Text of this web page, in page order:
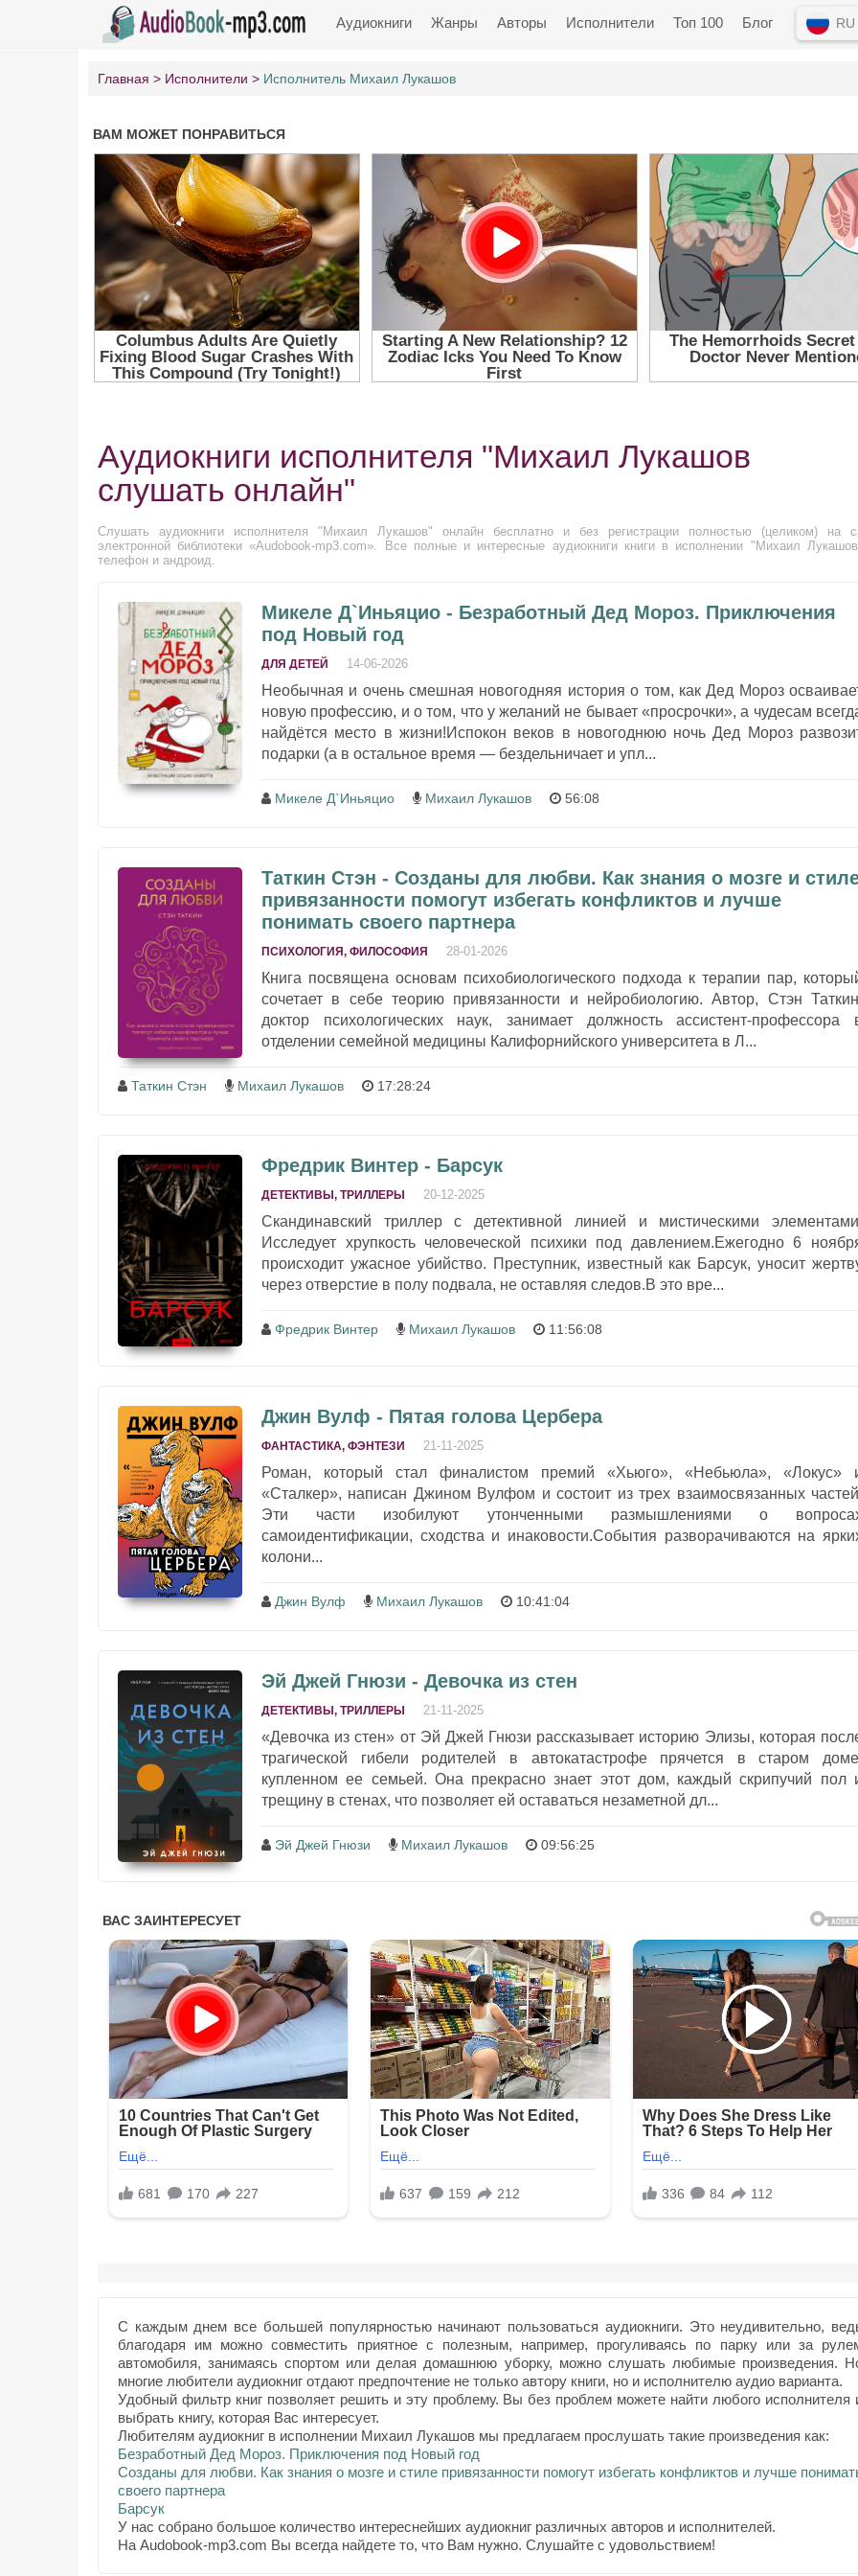
Аудиокниги Жанры Авторы Исполнители Топ 100 Блог RU
Главная Исполнители Исполнитель Михаил Лукашов
Аудиокниги исполнителя "Михаил Лукашов
слушать онлайн"
Слушать аудиокниги исполнителя "Михаил Лукашов" онлайн бесплатно и без регистрации полностью (целиком) на
электронной библиотеки «Audobook-mp3.com». Все полные и интересные аудиокниги книги в исполнении "Михаил
телефон и андроид.
Микеле Д`Иньяцио - Безработный Дед Мороз. Приключения
под Новый год
ДЛЯ ДЕТЕЙ 14-06-2026
Необычная и очень смешная новогодняя история о том, как Дед Мороз
новую профессию, и о том, что у желаний не бывает «просрочки», а чудесам
найдётся место в жизни!Испокон веков в новогоднюю ночь Дед Мороз
подарки (а в остальное время — бездельничает и упл...
Микеле Д`Иньяцио Михаил Лукашов 56:08
Таткин Стэн - Созданы для любви. Как знания о мозге и
привязанности помогут избегать конфликтов и лучше
понимать своего партнера
ПСИХОЛОГИЯ, ФИЛОСОФИЯ 28-01-2026
Книга посвящена основам психобиологического подхода к терапии пар,
сочетает в себе теорию привязанности и нейробиологию. Автор, Стэн
доктор психологических наук, занимает должность ассистент-профессора
отделении семейной медицины Калифорнийского университета в Л...
Таткин Стэн Михаил Лукашов 17:28:24
Фредрик Винтер - Барсук
ДЕТЕКТИВЫ, ТРИЛЛЕРЫ 20-12-2025
Скандинавский триллер с детективной линией и мистическими
Исследует хрупкость человеческой психики под давлением.Ежегодно 6
происходит ужасное убийство. Преступник, известный как Барсук, уносит
через отверстие в полу подвала, не оставляя следов.В это вре...
Фредрик Винтер Михаил Лукашов 11:56:08
Джин Вулф - Пятая голова Цербера
ФАНТАСТИКА, ФЭНТЕЗИ 21-11-2025
Роман, который стал финалистом премий «Хьюго», «Небьюла», «Локус»
«Сталкер», написан Джином Вулфом и состоит из трех взаимосвязанных
Эти части изобилуют утонченными размышлениями о
самоидентификации, сходства и инаковости.События разворачиваются на
колони...
Джин Вулф Михаил Лукашов 10:41:04
Эй Джей Гнюзи - Девочка из стен
ДЕТЕКТИВЫ, ТРИЛЛЕРЫ 21-11-2025
«Девочка из стен» от Эй Джей Гнюзи рассказывает историю Элизы, которая
трагической гибели родителей в автокатастрофе прячется в старом
купленном ее семьей. Она прекрасно знает этот дом, каждый скрипучий пол
трещину в стенах, что позволяет ей оставаться незаметной дл...
Эй Джей Гнюзи Михаил Лукашов 09:56:25
С каждым днем все большей популярностью начинают пользоваться аудиокниги. Это неудивительно,
благодаря им можно совместить приятное с полезным, например, прогуливаясь по парку или за
автомобиля, занимаясь спортом или делая домашнюю уборку, можно слушать любимые произведения.
многие любители аудиокниг отдают предпочтение не только автору книги, но и исполнителю аудио варианта.
Удобный фильтр книг позволяет решить и эту проблему. Вы без проблем можете найти любого исполнителя
выбрать книгу, которая Вас интересует.
Любителям аудиокниг в исполнении Михаил Лукашов мы предлагаем прослушать такие произведения как:
Безработный Дед Мороз. Приключения под Новый год
Созданы для любви. Как знания о мозге и стиле привязанности помогут избегать конфликтов и лучше
своего партнера
Барсук
У нас собрано большое количество интереснейших аудиокниг различных авторов и исполнителей.
На Audobook-mp3.com Вы всегда найдете то, что Вам нужно. Слушайте с удовольствием!